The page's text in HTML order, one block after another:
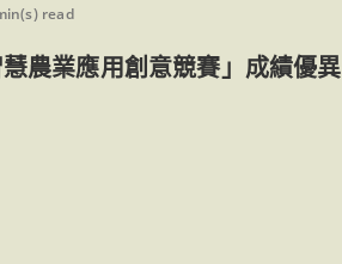
read
農業應用創意競賽」成績優異